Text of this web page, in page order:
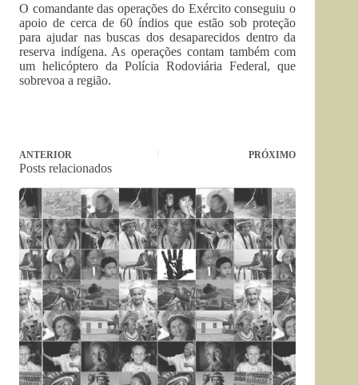
O comandante das operações do Exército conseguiu o
apoio de cerca de 60 índios que estão sob proteção
para ajudar nas buscas dos desaparecidos dentro da
reserva indígena. As operações contam também com
um helicóptero da Polícia Rodoviária Federal, que
sobrevoa a região.
ANTERIOR PRÓXIMO
Posts relacionados